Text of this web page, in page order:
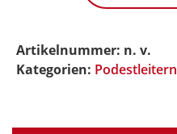
Artikelnummer: n. v.
Kategorien: Podestleitern